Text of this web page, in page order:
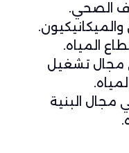
الصحي.
المياه.
مجال تشغيل
مجال البنية